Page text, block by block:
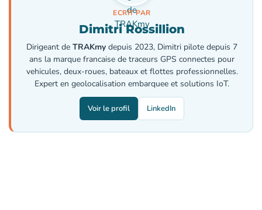
ECRIT PAR
Dimitri Rossillion
Dirigeant de TRAKmy depuis 2023, Dimitri pilote depuis 7
ans la marque francaise de traceurs GPS connectes pour
vehicules, deux-roues, bateaux et flottes professionnelles.
Expert en geolocalisation embarquee et solutions IoT.
Voir le profil LinkedIn